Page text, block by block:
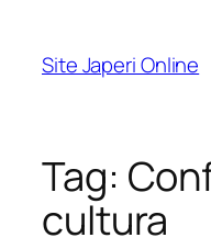
Site Japeri Online
Tag:
cultura